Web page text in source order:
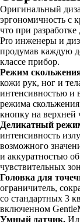
Оригинальный
эргономичность с
что при
Pro инженеры и
продумав каждую
классе прибор.
Режим
кожи рук, ног и
интенсивностью и
режима
кнопку на верхней
Деликатный
интенсивность
возможного
и аккуратностью
чувствительных
Головка для
ограничитель,
со стандартных 3
включенном
Умный датчик.